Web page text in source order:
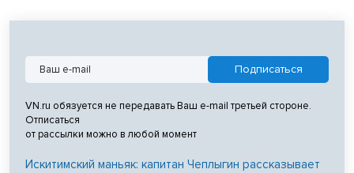
VN.ru обязуется не передавать Ваш e-mail третьей стороне.
Отписаться
от рассылки можно в любой момент
Искитимский маньяк: капитан Чеплыгин рассказывает